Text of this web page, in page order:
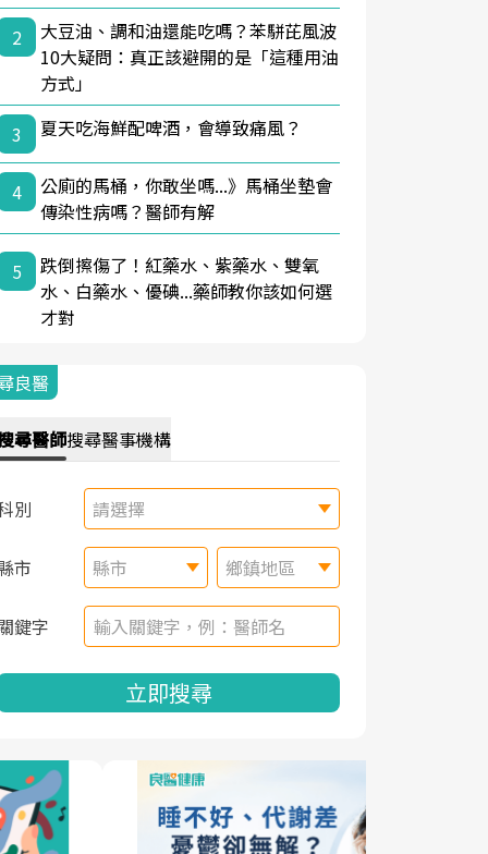
2
大豆油、調和油還能吃嗎？苯駢芘風波
10大疑問：真正該避開的是「這種用油
方式」
3
夏天吃海鮮配啤酒，會導致痛風？
4
公廁的馬桶，你敢坐嗎...》馬桶坐墊會
傳染性病嗎？醫師有解
5
跌倒擦傷了！紅藥水、紫藥水、雙氧
水、白藥水、優碘...藥師教你該如何選
才對
良醫
尋醫師搜尋醫事機構
別 請選擇
市 縣市 鄉鎮地區
鍵字
立即搜尋